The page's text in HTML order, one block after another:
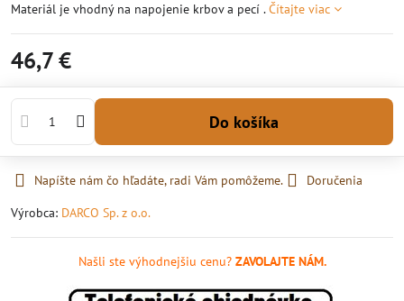
Materiál je vhodný na napojenie krbov a pecí .Čítajte viac
46,7 €
Do košíka
Napíšte nám čo hľadáte, radi Vám pomôžeme.
Doručenia
Výrobca: DARCO Sp. z o.o.
Našli ste výhodnejšiu cenu?ZAVOLAJTE NÁM.